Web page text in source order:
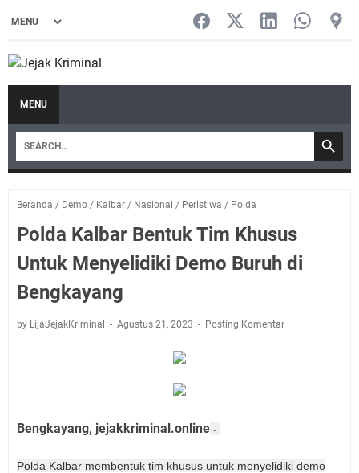
MENU
Beranda / Demo / Kalbar / Nasional / Peristiwa / Polda
Polda Kalbar Bentuk Tim Khusus
Untuk Menyelidiki Demo Buruh di
Bengkayang
by LijaJejakKriminal Agustus 21, 2023 Posting Komentar
Bengkayang, jejakkriminal.online -
Polda Kalbar membentuk tim khusus untuk menyelidiki demo